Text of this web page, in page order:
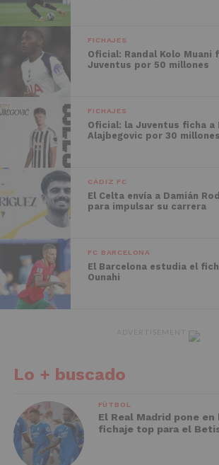
FICHAJES
Oficial: Randal Kolo Muani
Juventus por 50 millones
FICHAJES
Oficial: la Juventus ficha a
Alajbegovic por 30
CÁDIZ FC
El Celta envía a Damián
para impulsar su carrera
FC BARCELONA
El Barcelona estudia el
Ounahi
Lo + buscado
FÚTBOL
El Real Madrid pone en
fichaje top para el